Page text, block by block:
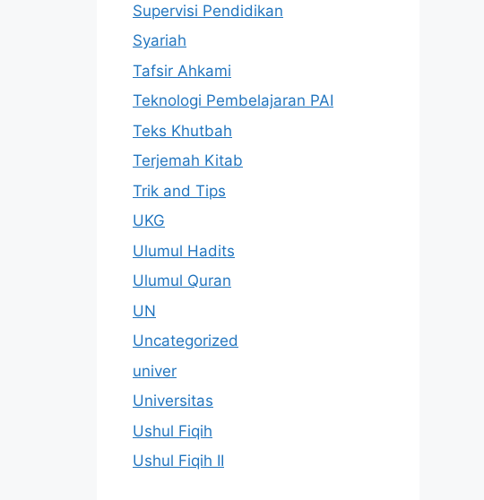
Supervisi Pendidikan
Syariah
Tafsir Ahkami
Teknologi Pembelajaran PAI
Teks Khutbah
Terjemah Kitab
Trik and Tips
UKG
Ulumul Hadits
Ulumul Quran
UN
Uncategorized
univer
Universitas
Ushul Fiqih
Ushul Fiqih II